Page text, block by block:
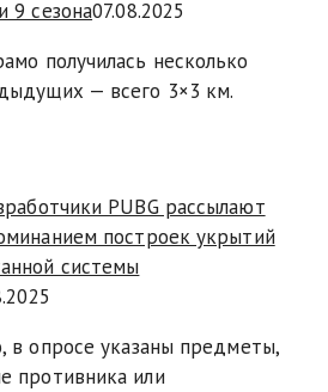
9 сезона07.08.2025
получилась несколько
— всего 3×3 км.
PUBG рассылают
построек укрытий
системы
в опросе указаны предметы,
противника или